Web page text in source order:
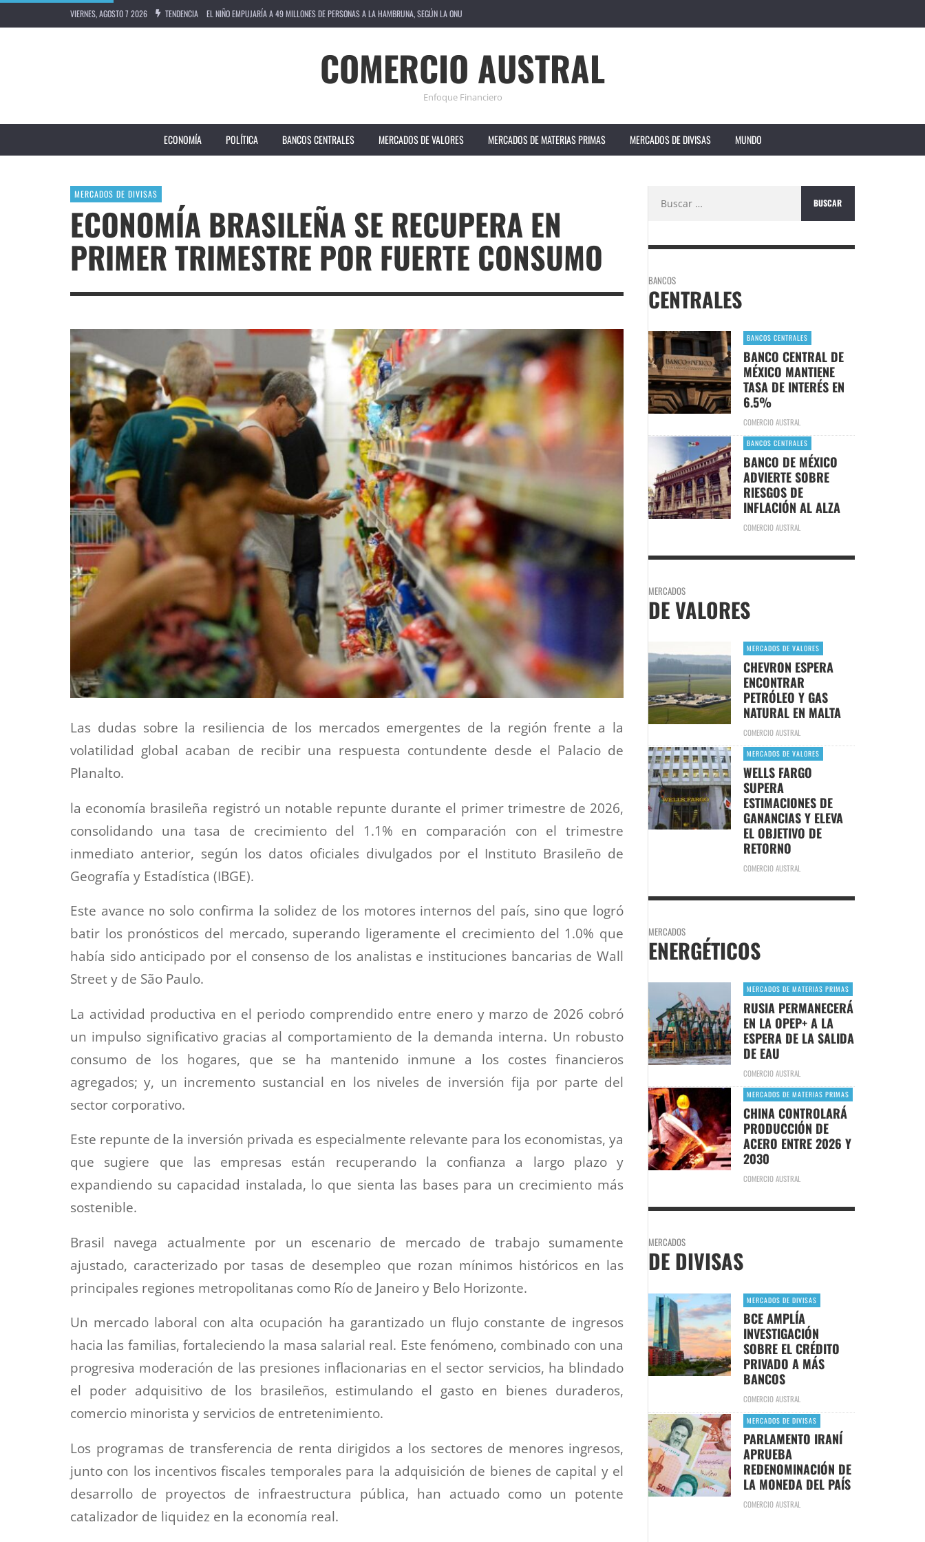
VIERNES, AGOSTO 7 2026 TENDENCIA UNDER ARMOUR PREVÉ CAÍDA PRONUNCIADA EN SUS VENTAS ANUALES
EMBAJADA CHINA EN ARGENTINA ACUSA A ESTADOS UNIDOS DE OBSTRUIR COOPERACIÓN
EL NIÑO EMPUJARÍA A 49 MILLONES DE PERSONAS A LA HAMBRUNA, SEGÚN LA ONU
COMERCIO AUSTRAL
Enfoque Financiero
ECONOMÍA POLÍTICA BANCOS CENTRALES MERCADOS DE VALORES MERCADOS DE MATERIAS PRIMAS MERCADOS DE DIVISAS MUNDO
MERCADOS DE DIVISAS
ECONOMÍA BRASILEÑA SE RECUPERA EN
PRIMER TRIMESTRE POR FUERTE CONSUMO
Las dudas sobre la resiliencia de los mercados emergentes de la región frente a la
volatilidad global acaban de recibir una respuesta contundente desde el Palacio de
Planalto.
la economía brasileña registró un notable repunte durante el primer trimestre de 2026,
consolidando una tasa de crecimiento del 1.1% en comparación con el trimestre
inmediato anterior, según los datos oficiales divulgados por el Instituto Brasileño de
Geografía y Estadística (IBGE).
Este avance no solo confirma la solidez de los motores internos del país, sino que logró
batir los pronósticos del mercado, superando ligeramente el crecimiento del 1.0% que
había sido anticipado por el consenso de los analistas e instituciones bancarias de Wall
Street y de São Paulo.
La actividad productiva en el periodo comprendido entre enero y marzo de 2026 cobró
un impulso significativo gracias al comportamiento de la demanda interna. Un robusto
consumo de los hogares, que se ha mantenido inmune a los costes financieros
agregados; y, un incremento sustancial en los niveles de inversión fija por parte del
sector corporativo.
Este repunte de la inversión privada es especialmente relevante para los economistas, ya
que sugiere que las empresas están recuperando la confianza a largo plazo y
expandiendo su capacidad instalada, lo que sienta las bases para un crecimiento más
sostenible.
Brasil navega actualmente por un escenario de mercado de trabajo sumamente
ajustado, caracterizado por tasas de desempleo que rozan mínimos históricos en las
principales regiones metropolitanas como Río de Janeiro y Belo Horizonte.
Un mercado laboral con alta ocupación ha garantizado un flujo constante de ingresos
hacia las familias, fortaleciendo la masa salarial real. Este fenómeno, combinado con una
progresiva moderación de las presiones inflacionarias en el sector servicios, ha blindado
el poder adquisitivo de los brasileños, estimulando el gasto en bienes duraderos,
comercio minorista y servicios de entretenimiento.
Los programas de transferencia de renta dirigidos a los sectores de menores ingresos,
junto con los incentivos fiscales temporales para la adquisición de bienes de capital y el
desarrollo de proyectos de infraestructura pública, han actuado como un potente
catalizador de liquidez en la economía real.
BANCOS
CENTRALES
BANCOS CENTRALES
BANCO CENTRAL DE
MÉXICO MANTIENE
TASA DE INTERÉS EN
6.5%
COMERCIO AUSTRAL
BANCOS CENTRALES
BANCO DE MÉXICO
ADVIERTE SOBRE
RIESGOS DE
INFLACIÓN AL ALZA
COMERCIO AUSTRAL
MERCADOS
DE VALORES
MERCADOS DE VALORES
CHEVRON ESPERA
ENCONTRAR
PETRÓLEO Y GAS
NATURAL EN MALTA
COMERCIO AUSTRAL
MERCADOS DE VALORES
WELLS FARGO
SUPERA
ESTIMACIONES DE
GANANCIAS Y ELEVA
EL OBJETIVO DE
RETORNO
COMERCIO AUSTRAL
MERCADOS
ENERGÉTICOS
MERCADOS DE MATERIAS PRIMAS
RUSIA PERMANECERÁ
EN LA OPEP+ A LA
ESPERA DE LA SALIDA
DE EAU
COMERCIO AUSTRAL
MERCADOS DE MATERIAS PRIMAS
CHINA CONTROLARÁ
PRODUCCIÓN DE
ACERO ENTRE 2026 Y
2030
COMERCIO AUSTRAL
MERCADOS
DE DIVISAS
MERCADOS DE DIVISAS
BCE AMPLÍA
INVESTIGACIÓN
SOBRE EL CRÉDITO
PRIVADO A MÁS
BANCOS
COMERCIO AUSTRAL
MERCADOS DE DIVISAS
PARLAMENTO IRANÍ
APRUEBA
REDENOMINACIÓN DE
LA MONEDA DEL PAÍS
COMERCIO AUSTRAL